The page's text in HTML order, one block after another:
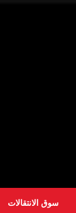
سوق الانتقالات